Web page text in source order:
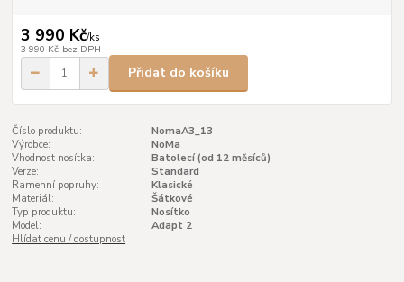
3 990 Kč/ks
3 990 Kč bez DPH
Přidat do košíku
Číslo produktu:
NomaA3_13
Výrobce:
NoMa
Vhodnost nosítka:
Batolecí (od 12 měsíců)
Verze:
Standard
Ramenní popruhy:
Klasické
Materiál:
Šátkové
Typ produktu:
Nosítko
Model:
Adapt 2
Hlídat cenu / dostupnost